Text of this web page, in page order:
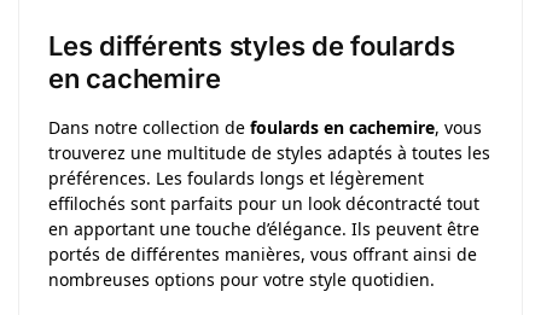
Les différents styles de foulards
en cachemire
Dans notre collection de foulards en cachemire, vous
trouverez une multitude de styles adaptés à toutes les
préférences. Les foulards longs et légèrement
effilochés sont parfaits pour un look décontracté tout
en apportant une touche d’élégance. Ils peuvent être
portés de différentes manières, vous offrant ainsi de
nombreuses options pour votre style quotidien.